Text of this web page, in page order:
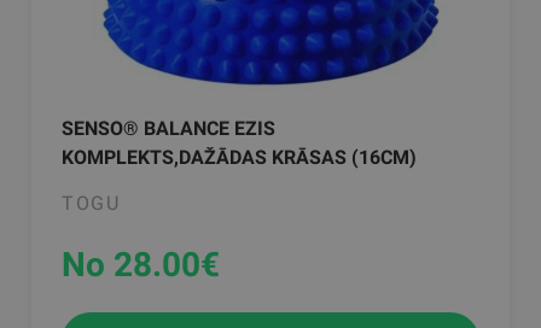
SENSO® BALANCE EZIS
KOMPLEKTS,DAŽĀDAS KRĀSAS (16CM)
TOGU
No 28.00€